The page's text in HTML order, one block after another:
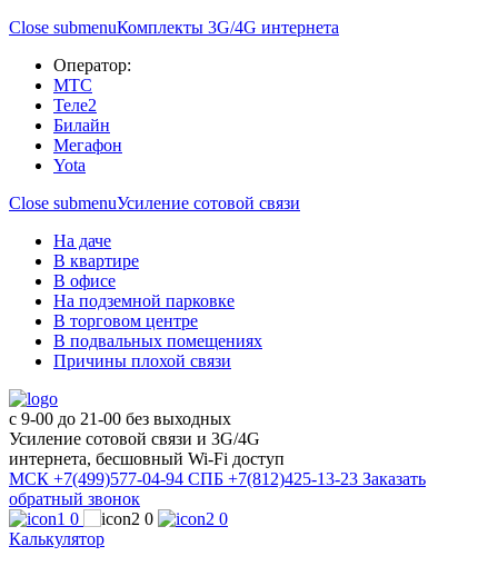
Close submenuКомплекты 3G/4G интернета
Оператор:
МТС
Теле2
Билайн
Мегафон
Yota
Close submenuУсиление сотовой связи
На даче
В квартире
В офисе
На подземной парковке
В торговом центре
В подвальных помещениях
Причины плохой связи
с 9-00 до 21-00 без выходных
Усиление сотовой связи и 3G/4G
интернета, бесшовный Wi-Fi доступ
МСК +7(499)577-04-94 СПБ +7(812)425-13-23 Заказать
обратный звонок
0
0
0
Калькулятор